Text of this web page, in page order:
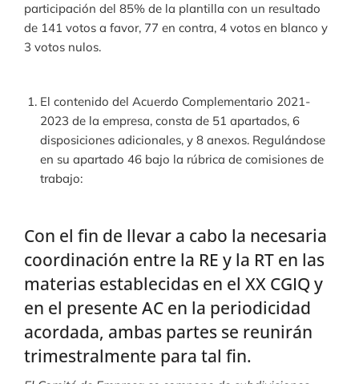
participación del 85% de la plantilla con un resultado
de 141 votos a favor, 77 en contra, 4 votos en blanco y
3 votos nulos.
El contenido del Acuerdo Complementario 2021-
2023 de la empresa, consta de 51 apartados, 6
disposiciones adicionales, y 8 anexos. Regulándose
en su apartado 46 bajo la rúbrica de comisiones de
trabajo:
Con el fin de llevar a cabo la necesaria
coordinación entre la RE y la RT en las
materias establecidas en el XX CGIQ y
en el presente AC en la periodicidad
acordada, ambas partes se reunirán
trimestralmente para tal fin.